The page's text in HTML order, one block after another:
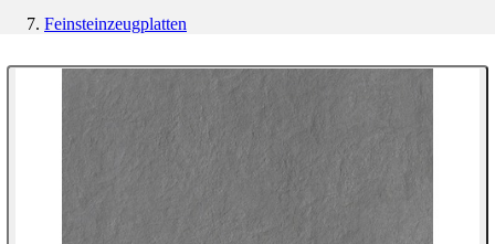
Feinsteinzeugplatten